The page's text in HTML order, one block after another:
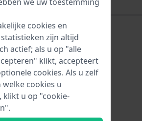
cookies en
zijn altijd
actief; als u op "alle
klikt, accepteert
cookies. Als u zelf
cookies u
klikt u op "cookie-